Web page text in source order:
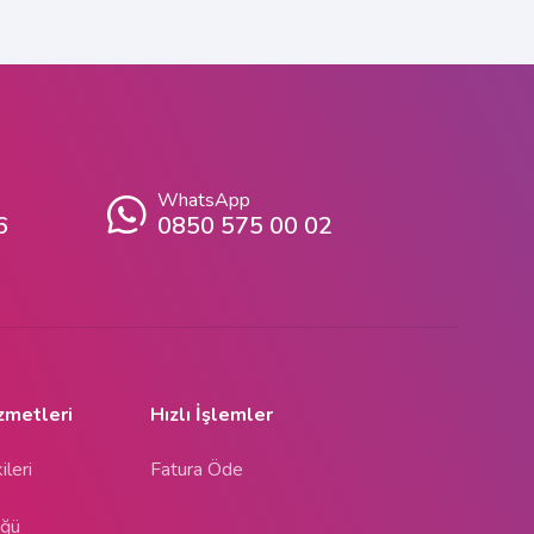
WhatsApp
0850 575 00 02
Hızlı İşlemler
Fatura Öde